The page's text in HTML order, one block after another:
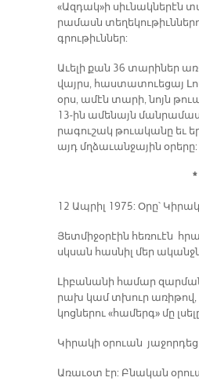
«Ազ­դակ»ի սիւ­նակ­նե­րէն
րա­մասն
գրու­թիւն­ներ:
Ա­ւե­լի քան 36 տա­րի­ներ
վայրս, հաս­տա­տուե­ցայ
օրս, ա­մէն տա­րի, նոյն
13-ին ա­մե­նայն
րա­գու­շակ թուա­կա­նը եւ
այդ մղձա­ւան­ջա­յին օ­րե­րը:
*
12 Ապ­րիլ 1975: Օ­րը՝
Յետ­մի­ջօ­րէին հե­ռուէն
սկսան հաս­նիլ մեր
Լի­բա­նա­նի հա­մար
րախ կամ տխուր ա­ռի­թով,
կոց­նե­րու «հա­մերգ» մը
Կի­րա­կի օ­րուան
Ա­ռա­ւօտ էր: Բնա­կան